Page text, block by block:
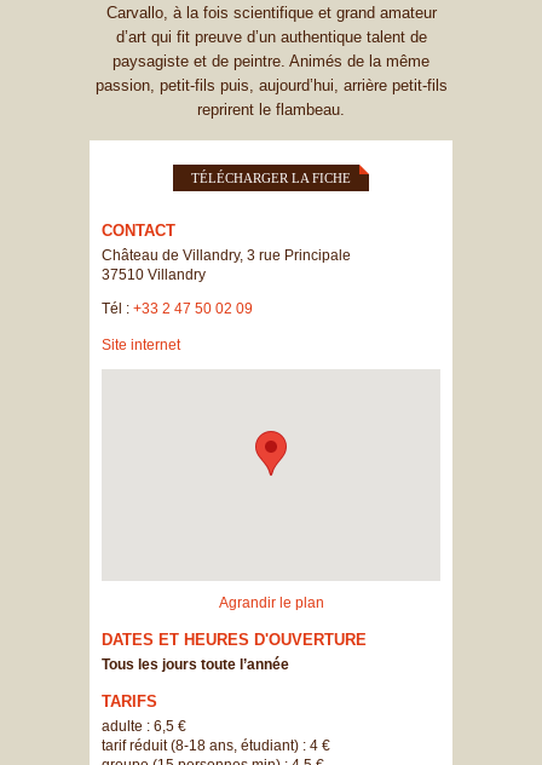
Carvallo, à la fois scientifique et grand amateur
d’art qui fit preuve d’un authentique talent de
paysagiste et de peintre. Animés de la même
passion, petit-fils puis, aujourd’hui, arrière petit-fils
reprirent le flambeau.
TÉLÉCHARGER LA FICHE
CONTACT
Château de Villandry, 3 rue Principale
37510 Villandry
Tél : +33 2 47 50 02 09
Site internet
Agrandir le plan
DATES ET HEURES D'OUVERTURE
Tous les jours toute l’année
TARIFS
adulte : 6,5 €
tarif réduit (8-18 ans, étudiant) : 4 €